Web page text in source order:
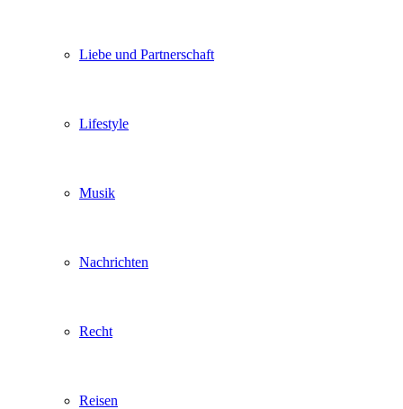
Liebe und Partnerschaft
Lifestyle
Musik
Nachrichten
Recht
Reisen